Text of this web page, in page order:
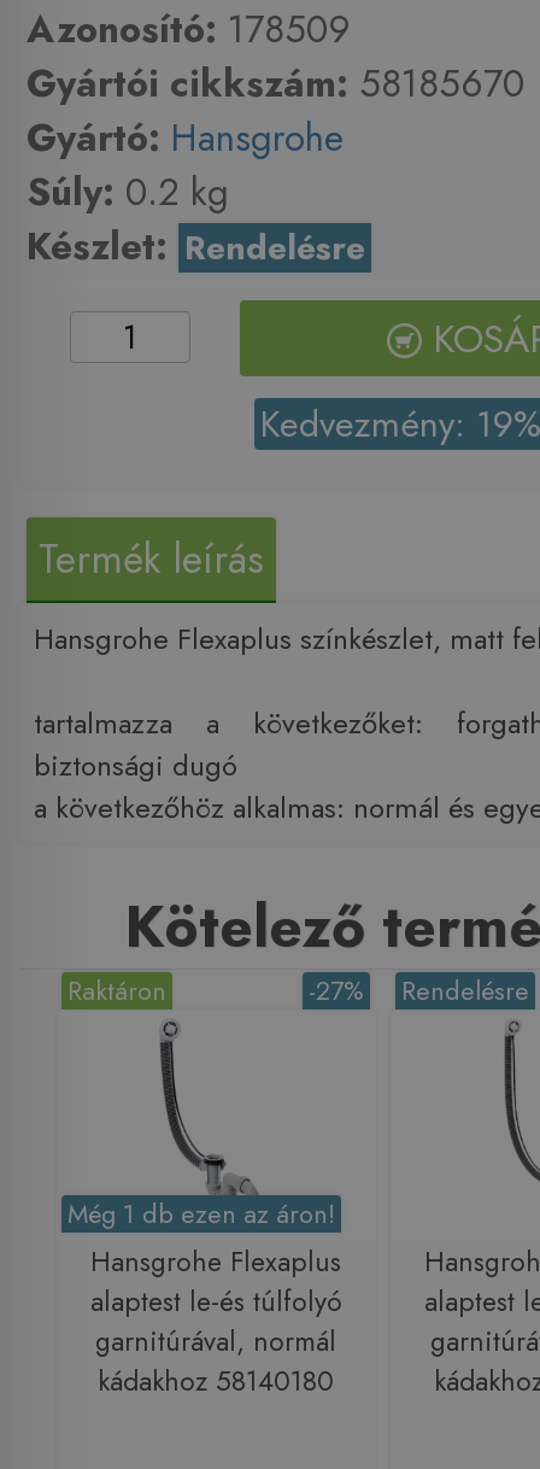
Azonosító: 178509
Gyártói cikkszám: 58185670
Gyártó: Hansgrohe
Súly: 0.2 kg
Készlet: Rendelésre
Kedvezmény:
Termék leírás
Hansgrohe Flexaplus színkészlet, matt
tartalmazza a következőket:
biztonsági dugó
a következőhöz alkalmas: normál és
Kötelező
-27%
Raktáron
Még 1 db ezen az áron!
Hansgrohe Flexaplus
alaptest le-és túlfolyó
garnitúrával, normál
kádakhoz 58140180
Rendelésre
alaptest